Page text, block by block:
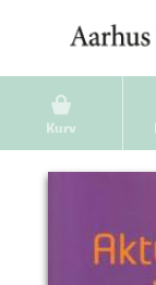
Kurv